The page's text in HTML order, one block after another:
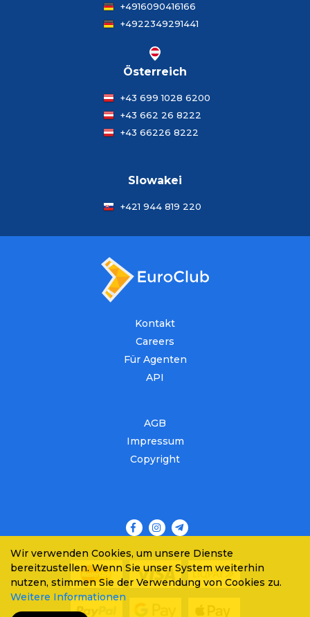
+4916090416166
+4922349291441
Österreich
+43 699 1028 6200
+43 662 26 8222
+43 66226 8222
Slowakei
+421 944 819 220
Kontakt
Careers
Für Agenten
API
AGB
Impressum
Copyright
Wir verwenden Cookies, um unsere Dienste
bereitzustellen. Wenn Sie unser System weiterhin
nutzen, stimmen Sie der Verwendung von Cookies zu.
Weitere Informationen